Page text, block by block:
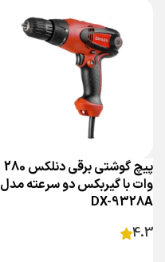
پیچ گوشتی برقی دنلکس 280
وات با گیربکس دو سرعته مدل
DX-9328A
4.3